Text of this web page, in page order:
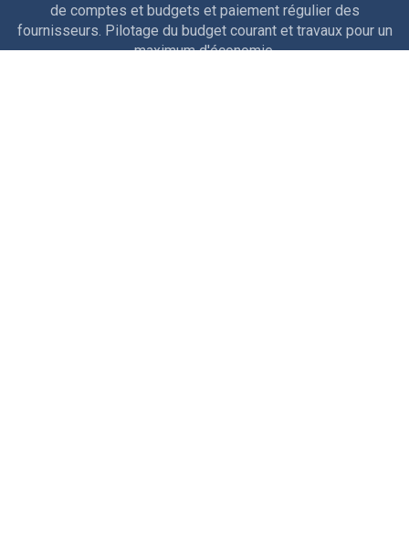
de comptes et budgets et paiement régulier des
fournisseurs. Pilotage du budget courant et travaux pour un
maximum d'économie.